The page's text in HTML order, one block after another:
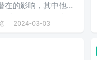
在的影响，其中他笔
亚的别名“赤色彗
2024-03-03